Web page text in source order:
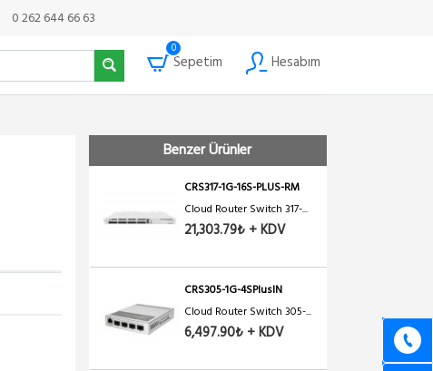
0 262 644 66 63
0
Sepetim Hesabım
Benzer Ürünler
CRS317-1G-16S-PLUS-RM
Cloud Router Switch 317-...
21,303.79₺ + KDV
CRS305-1G-4SPlusIN
Cloud Router Switch 305-...
6,497.90₺ + KDV